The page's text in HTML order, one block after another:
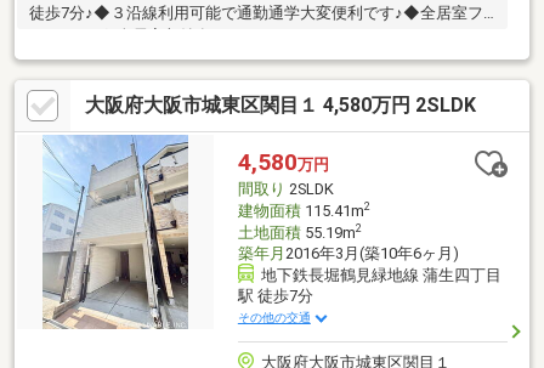
徒歩7分♪◆３沿線利用可能で通勤通学大変便利です♪◆全居室フ
大阪府大阪市城東区関目１ 4,580万円 2SLDK
4,580万円
間取り 2SLDK
建物面積115.41m2
土地面積55.19m2
築年月 2016年3月(築10年6ヶ月)
地下鉄長堀鶴見緑地線 蒲生四丁目
駅 徒歩7分
その他の交通
大阪府大阪市城東区関目１